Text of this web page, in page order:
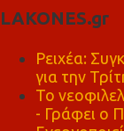
LAKONES.gr
Ρειχέα:
για την
Το
- Γράφει ο